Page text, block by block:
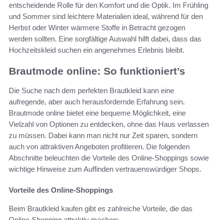
entscheidende Rolle für den Komfort und die Optik. Im Frühling
und Sommer sind leichtere Materialien ideal, während für den
Herbst oder Winter wärmere Stoffe in Betracht gezogen
werden sollten. Eine sorgfältige Auswahl hilft dabei, dass das
Hochzeitskleid suchen ein angenehmes Erlebnis bleibt.
Brautmode online: So funktioniert’s
Die Suche nach dem perfekten Brautkleid kann eine
aufregende, aber auch herausfordernde Erfahrung sein.
Brautmode online bietet eine bequeme Möglichkeit, eine
Vielzahl von Optionen zu entdecken, ohne das Haus verlassen
zu müssen. Dabei kann man nicht nur Zeit sparen, sondern
auch von attraktiven Angeboten profitieren. Die folgenden
Abschnitte beleuchten die Vorteile des Online-Shoppings sowie
wichtige Hinweise zum Auffinden vertrauenswürdiger Shops.
Vorteile des Online-Shoppings
Beim Brautkleid kaufen gibt es zahlreiche Vorteile, die das